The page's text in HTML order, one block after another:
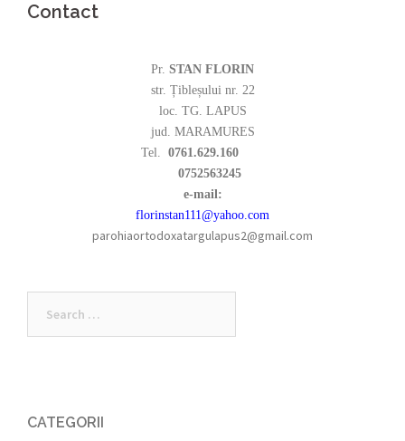
Contact
Pr. STAN FLORIN
str. Țibleșului nr. 22
loc. TG. LAPUS
jud. MARAMURES
Tel. 0761.629.160
0752563245
e-mail:
florinstan111@yahoo.com
parohiaortodoxatargulapus2@gmail.com
for:
CATEGORII